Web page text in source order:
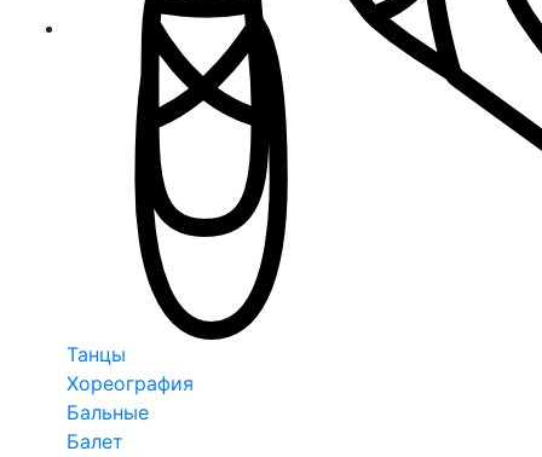
Танцы
Хореография
Бальные
Балет